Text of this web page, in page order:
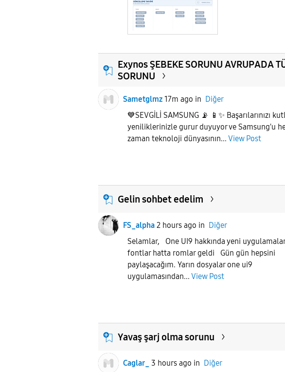
Exynos ŞEBEKE SORUNU AVRUPADA
SORUNU
Sametglmz 17m ago in Diğer
💙SEVGİLİ SAMSUNG 📡 📱✨ Başarılarınızı
yeniliklerinizle gurur duyuyor ve Samsung'u
zaman teknoloji dünyasının... View Post
Gelin sohbet edelim
FS_alpha 2 hours ago in Diğer
Selamlar, One UI9 hakkında yeni
fontlar hatta romlar geldi Gün gün hepsini
paylaşacağım. Yarın dosyalar one ui9
uygulamasından... View Post
Yavaş şarj olma sorunu
Caglar_ 3 hours ago in Diğer